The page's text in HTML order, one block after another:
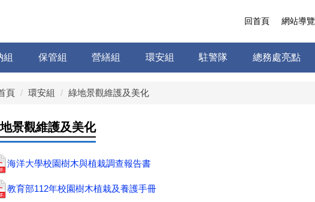
組 保管組 營繕組 環安組 駐警隊 總務處亮點
回首頁 網站導覽
頁 環安組 綠地景觀維護及美化
景觀維護及美化
海洋大學校園樹木與植栽調查報告書
教育部112年校園樹木植栽及養護手冊